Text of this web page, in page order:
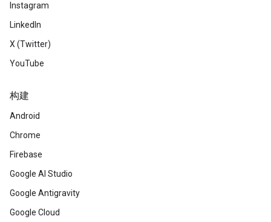
Instagram
LinkedIn
X (Twitter)
YouTube
构建
Android
Chrome
Firebase
Google AI Studio
Google Antigravity
Google Cloud